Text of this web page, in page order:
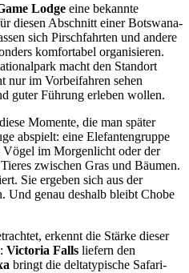
Lodge eine bekannte
diesen Abschnitt einer Botswana-
sich Pirschfahrten und andere
komfortabel organisieren.
macht den Standort
nur im Vorbeifahren sehen
guter Führung erleben wollen.
Momente, die man später
abspielt: eine Elefantengruppe
Vögel im Morgenlicht oder der
zwischen Gras und Bäumen.
Sie ergeben sich aus der
Und genau deshalb bleibt Chobe
erkennt die Stärke dieser
Victoria Falls liefern den
bringt die deltatypische Safari-